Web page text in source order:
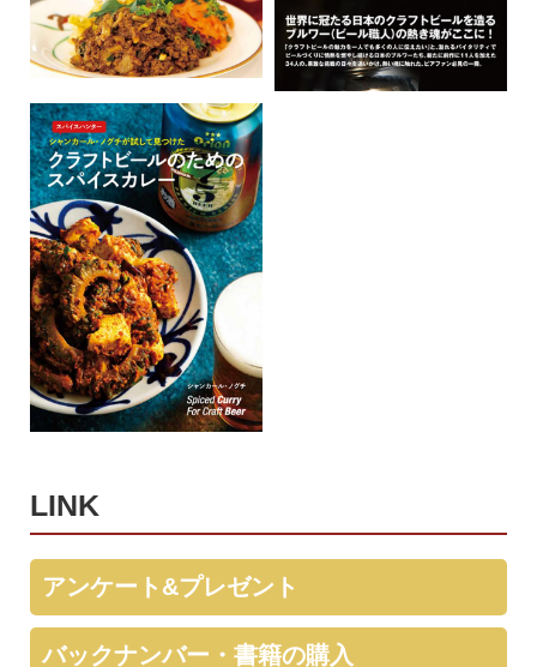
LINK
アンケート&プレゼント
バックナンバー・書籍の購入